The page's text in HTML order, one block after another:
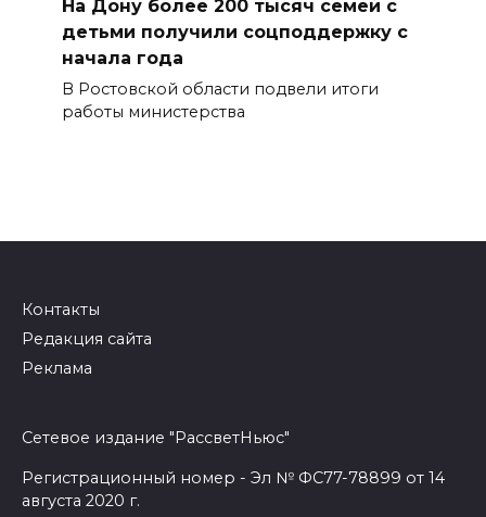
На Дону более 200 тысяч семей с
детьми получили соцподдержку с
начала года
В Ростовской области подвели итоги
работы министерства
Контакты
Редакция сайта
Реклама
Сетевое издание "РассветНьюс"
Регистрационный номер - Эл № ФС77-78899 от 14
августа 2020 г.